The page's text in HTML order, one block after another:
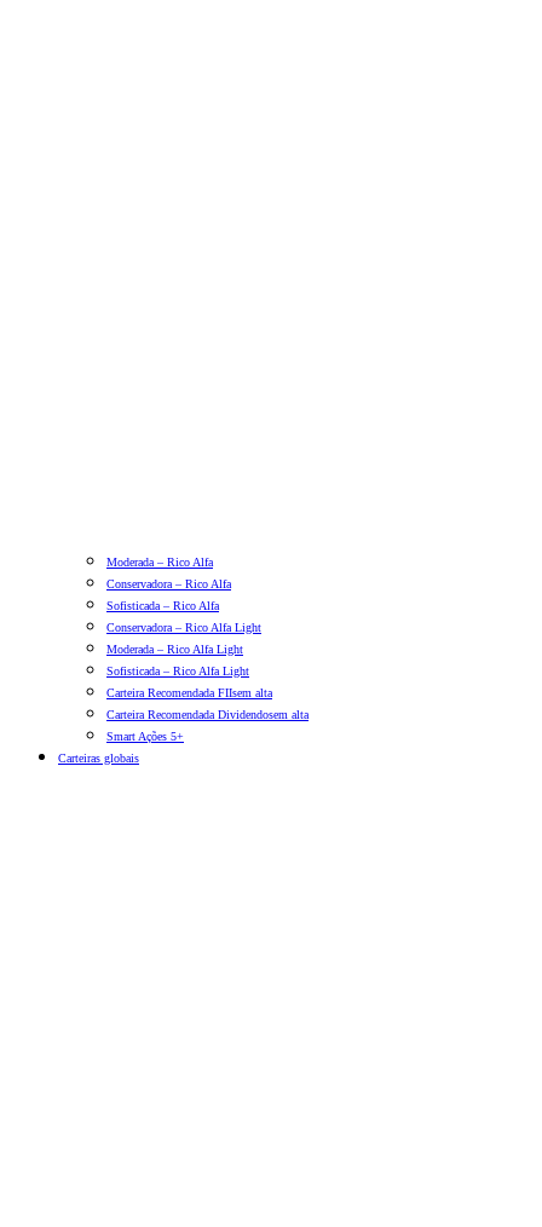
Moderada – Rico Alfa
Conservadora – Rico Alfa
Sofisticada – Rico Alfa
Conservadora – Rico Alfa Light
Moderada – Rico Alfa Light
Sofisticada – Rico Alfa Light
Carteira Recomendada FIIsem alta
Carteira Recomendada Dividendosem alta
Smart Ações 5+
Carteiras globais